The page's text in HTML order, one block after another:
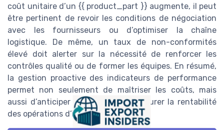
coût unitaire d’un {{ product_part }} augmente, il peut
être pertinent de revoir les conditions de négociation
avec les fournisseurs ou d’optimiser la chaîne
logistique. De même, un taux de non-conformités
élevé doit alerter sur la nécessité de renforcer les
contrôles qualité ou de former les équipes. En résumé,
la gestion proactive des indicateurs de performance
permet non seulement de maîtriser les coûts, mais
aussi d’anticiper les risques et d’assurer la rentabilité
des opérations d’import-export.